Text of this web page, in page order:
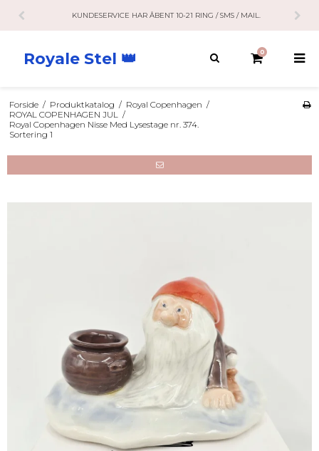
KUNDESERVICE HAR ÅBENT 10-21 RING / SMS / MAIL.
Royale Stel 👑 0
Forside / Produktkatalog / Royal Copenhagen /
ROYAL COPENHAGEN JUL
/
Royal Copenhagen Nisse Med Lysestage nr. 374.
Sortering 1